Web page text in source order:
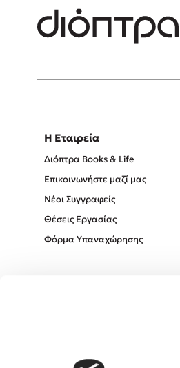
Η Εταιρεία
Διόπτρα Books & Life
Επικοινωνήστε μαζί μας
Νέοι Συγγραφείς
Θέσεις Εργασίας
Φόρμα Υπαναχώρησης